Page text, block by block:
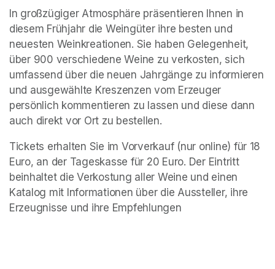
In großzügiger Atmosphäre präsentieren Ihnen in
diesem Frühjahr die Weingüter ihre besten und
neuesten Weinkreationen. Sie haben Gelegenheit,
über 900 verschiedene Weine zu verkosten, sich
umfassend über die neuen Jahrgänge zu informieren
und ausgewählte Kreszenzen vom Erzeuger
persönlich kommentieren zu lassen und diese dann
auch direkt vor Ort zu bestellen.
Tickets erhalten Sie im Vorverkauf (nur online) für 18
Euro, an der Tageskasse für 20 Euro. Der Eintritt
beinhaltet die Verkostung aller Weine und einen
Katalog mit Informationen über die Aussteller, ihre
Erzeugnisse und ihre Empfehlungen